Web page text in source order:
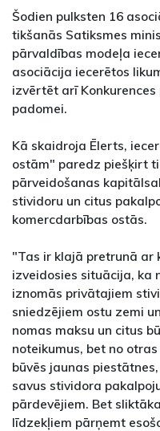
Šodien pulksten 16
tikšanās Satiksmes
pārvaldības modeļa
asociācija iecerētos
izvērtēt arī
padomei.
Kā skaidroja Ēlerts,
ostām" paredz piešķirt
pārveidošanas
stividoru un citus
komercdarbības ostās.
"Tas ir klajā pretrunā ar
izveidosies situācija, ka
iznomās privātajiem
sniedzējiem ostu zemi
nomas maksu un citus
noteikumus, bet no
būvēs jaunas
savus stividora
pārdevējiem. Bet
līdzekļiem pārņemt